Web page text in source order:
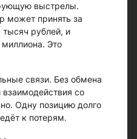
выстрелы.
может принять за
рублей, и
Это
связи. Без обмена
со
Одну позицию долго
к потерям.